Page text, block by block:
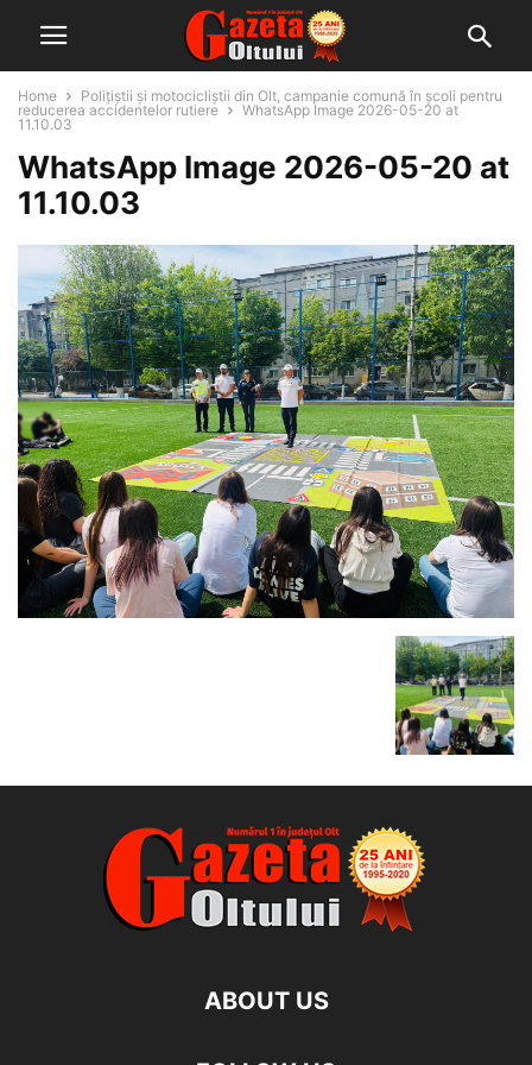
Home
Polițiștii și motocicliștii din Olt, campanie comună în școli pentru
reducerea accidentelor rutiere
WhatsApp Image 2026-05-20 at
11.10.03
WhatsApp Image 2026-05-20 at
11.10.03
ABOUT US